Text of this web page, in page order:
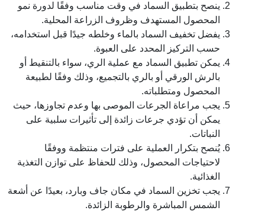
ينصح بتطبيق السماد في وقت مناسب وفقًا لدورة نمو
المحصول المستهدف وظروف الزراعة المحلية.
يفضل تخفيف السماد بالماء وخلطه جيدًا قبل استخدامه،
حسب التركيز المحدد على العبوة.
يمكن تطبيق السماد مع عملية الري، سواء بالتنقيط أو
بالرش الورقي أو بالري بالتجميع، وذلك وفقًا لطبيعة
المحصول ومتطلباته.
يجب مراعاة الجرعات الموصى بها وعدم تجاوزها، حيث
يمكن أن تؤدي جرعات زائدة إلى تأثيرات سلبية على
النباتات.
يُنصح بتكرار العملية على فترات منتظمة ووفقًا
لاحتياجات المحصول، وذلك للحفاظ على توازن التغذية
الغذائية.
يجب تخزين السماد في مكان جاف وبارد، بعيدًا عن أشعة
الشمس المباشرة والرطوبة الزائدة.